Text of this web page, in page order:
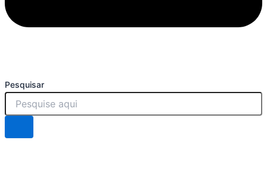
Pesquisar